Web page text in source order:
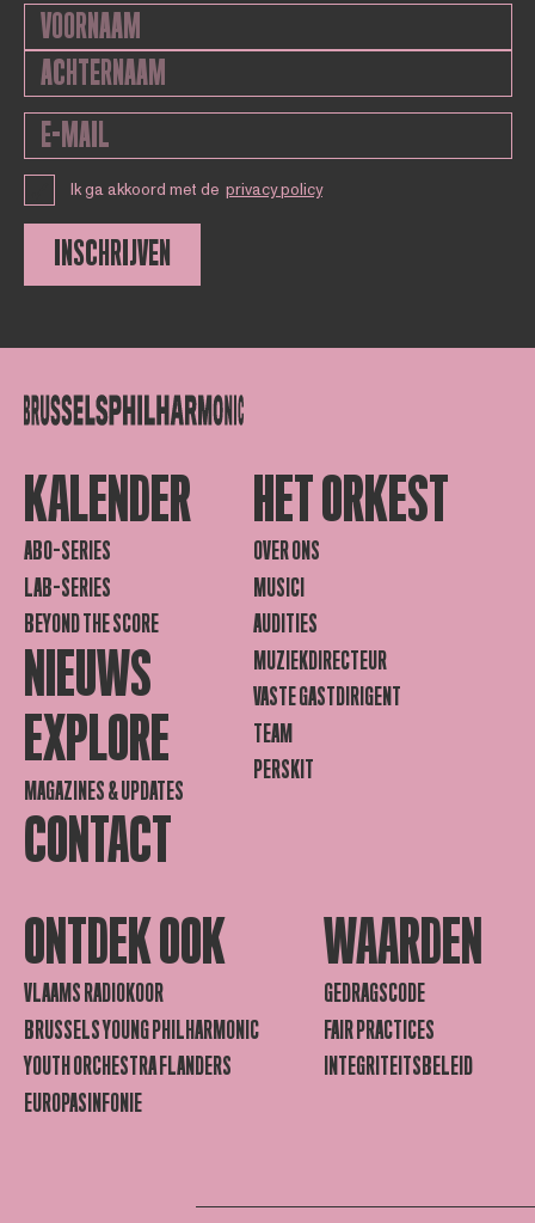
Ik ga akkoord met de privacy policy
INSCHRIJVEN
KALENDER
ABO-SERIES
LAB-SERIES
BEYOND THE SCORE
NIEUWS
EXPLORE
MAGAZINES & UPDATES
CONTACT
HET ORKEST
OVER ONS
MUSICI
AUDITIES
MUZIEKDIRECTEUR
VASTE GASTDIRIGENT
TEAM
PERSKIT
ONTDEK OOK
VLAAMS RADIOKOOR
BRUSSELS YOUNG PHILHARMONIC
YOUTH ORCHESTRA FLANDERS
EUROPASINFONIE
WAARDEN
GEDRAGSCODE
FAIR PRACTICES
INTEGRITEITSBELEID